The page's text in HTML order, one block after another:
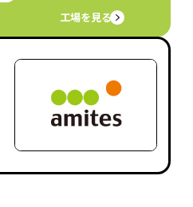
工場を見る